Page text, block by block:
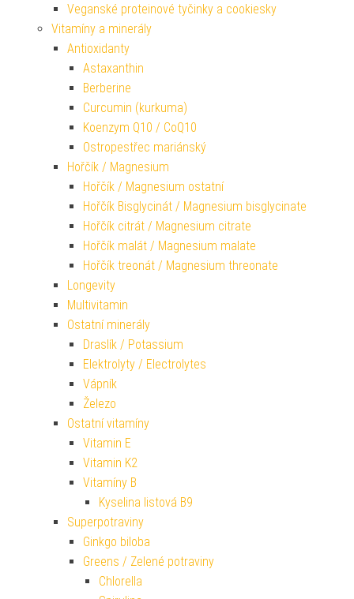
Veganské proteinové tyčinky a cookiesky
Vitamíny a minerály
Antioxidanty
Astaxanthin
Berberine
Curcumin (kurkuma)
Koenzym Q10 / CoQ10
Ostropestřec mariánský
Hořčík / Magnesium
Hořčík / Magnesium ostatní
Hořčík Bisglycinát / Magnesium bisglycinate
Hořčík citrát / Magnesium citrate
Hořčík malát / Magnesium malate
Hořčík treonát / Magnesium threonate
Longevity
Multivitamin
Ostatní minerály
Draslík / Potassium
Elektrolyty / Electrolytes
Vápník
Železo
Ostatní vitamíny
Vitamin E
Vitamin K2
Vitamíny B
Kyselina listová B9
Superpotraviny
Ginkgo biloba
Greens / Zelené potraviny
Chlorella